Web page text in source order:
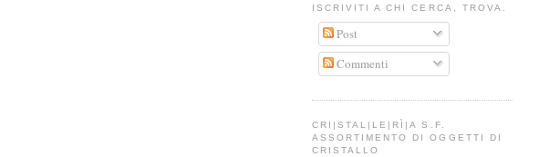
ISCRIVITI A CHI CERCA, TROVA.
Post
Commenti
CRI|STAL|LE|RÌ|A S.F.
ASSORTIMENTO DI OGGETTI DI
CRISTALLO